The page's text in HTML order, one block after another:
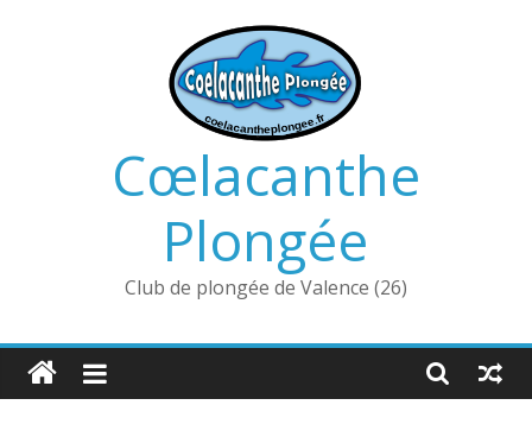
Cœlacanthe
Plongée
Club de plongée de Valence (26)